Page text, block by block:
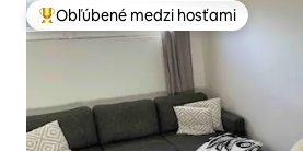
Najobľúbenejšie medzi hosťami
Obľúbené medzi hosťami